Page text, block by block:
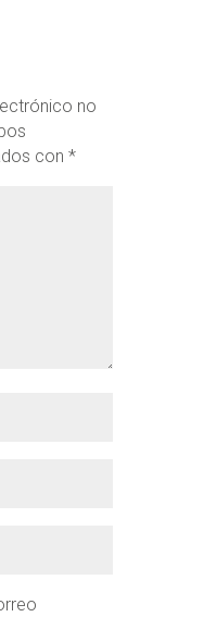
no
con *